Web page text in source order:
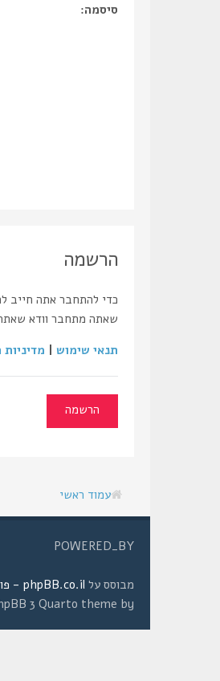
סיסמה:
הרשמה
כדי להתחבר אתה חייב
שאתה מתחבר וודא שאתה
תנאי שימוש |
הרשמה
עמוד ראשי
POWERED_BY
מבוסס על phpBB.co.il - פורומים בעברית
3 Quarto theme by